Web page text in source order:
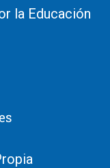
la Educación